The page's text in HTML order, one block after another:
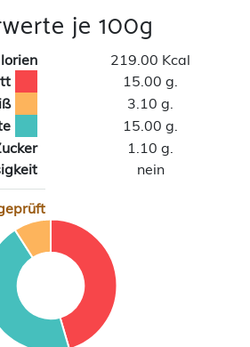
je 100g
219.00 Kcal
15.00 g.
3.10 g.
15.00 g.
1.10 g.
nein